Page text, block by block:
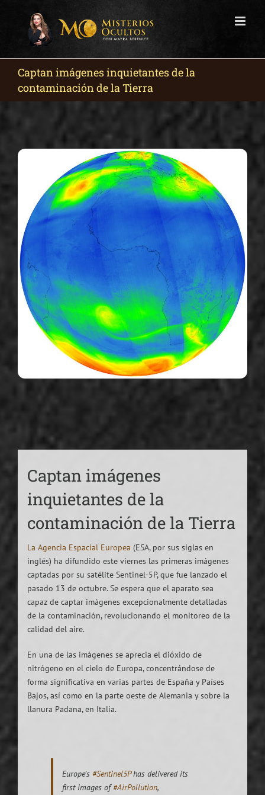
Captan imágenes inquietantes de la
contaminación de la Tierra
Captan imágenes
inquietantes de la
contaminación de la Tierra
La Agencia Espacial Europea (ESA, por sus siglas en
inglés) ha difundido este viernes las primeras imágenes
captadas por su satélite Sentinel-5P, que fue lanzado el
pasado 13 de octubre. Se espera que el aparato sea
capaz de captar imágenes excepcionalmente detalladas
de la contaminación, revolucionando el monitoreo de la
calidad del aire.
En una de las imágenes se aprecia el dióxido de
nitrógeno en el cielo de Europa, concentrándose de
forma significativa en varias partes de España y Países
Bajos, así como en la parte oeste de Alemania y sobre la
llanura Padana, en Italia.
Europe’s #Sentinel5Phas delivered its
first images of#AirPollution,